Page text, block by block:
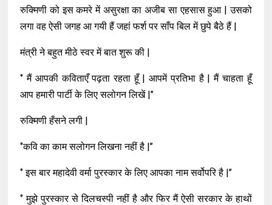
रुक्मिणी को इस कमरे में असुरक्षा का अजीब सा एहसास हुआ | उसको
लगा वह ऐसी जगह आ गयी हैं जहां फर्श पर साँप बिल में छुपे बैठे हैं |
मंत्री ने बहुत मीठे स्वर में बात शुरू की |
‘’ मैं आपकी कविताएँ पढ़ता रहता हूँ | आपमें प्रतिभा है | मैं चाहता हूँ
आप हमारी पार्टी के लिए सलोगन लिखें |’’
रुक्मिणी हँसने लगी |
‘’कवि का काम सलोगन लिखना नहीं है |’’
‘’ इस बार महादेवी वर्मा पुरस्कार के लिए आपका नाम सर्वोपरि है |’’
‘’ मुझे पुरस्कार से दिलचस्पी नहीं है और फिर मैं ऐसी सरकार के हाथों